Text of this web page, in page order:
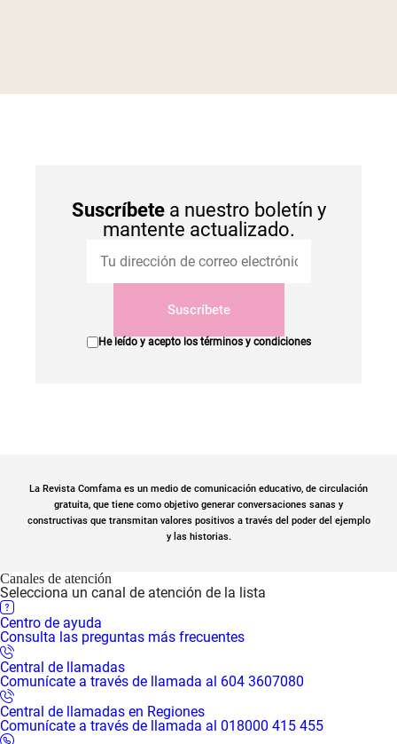
Suscríbetea nuestro boletín y
mantente actualizado.
Suscríbete
He leído y acepto los términos y condiciones
La Revista Comfama es un medio de comunicación educativo, de circulación
gratuita, que tiene como objetivo generar conversaciones sanas y
constructivas que transmitan valores positivos a través del poder del ejemplo
y las historias.
Canales de atención
Selecciona un canal de atención de la lista
Centro de ayuda
Consulta las preguntas más frecuentes
Central de llamadas
Comunícate a través de llamada al 604 3607080
Central de llamadas en Regiones
Comunícate a través de llamada al 018000 415 455